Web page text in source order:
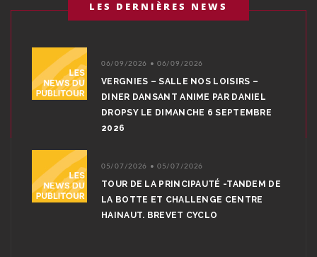
LES DERNIÈRES NEWS
06/09/2026 • 06/09/2026
VERGNIES – SALLE NOS LOISIRS –
DINER DANSANT ANIME PAR DANIEL
DROPSY LE DIMANCHE 6 SEPTEMBRE
2026
05/07/2026 • 05/07/2026
TOUR DE LA PRINCIPAUTÉ -TANDEM DE
LA BOTTE ET CHALLENGE CENTRE
HAINAUT. BREVET CYCLO